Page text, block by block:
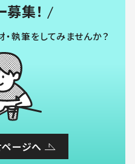
集！
執筆をしてみませんか？
ージへ